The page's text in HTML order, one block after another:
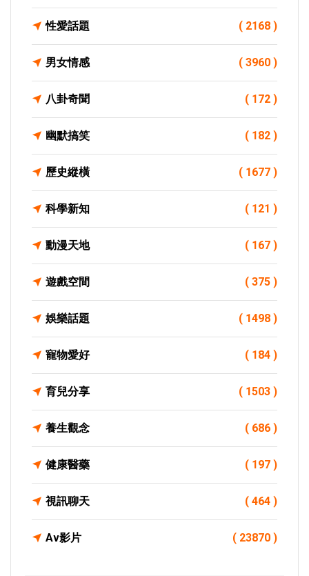
性愛話題 ( 2168 )
男女情感 ( 3960 )
八卦奇聞 ( 172 )
幽默搞笑 ( 182 )
歷史縱橫 ( 1677 )
科學新知 ( 121 )
動漫天地 ( 167 )
遊戲空間 ( 375 )
娛樂話題 ( 1498 )
寵物愛好 ( 184 )
育兒分享 ( 1503 )
養生觀念 ( 686 )
健康醫藥 ( 197 )
視訊聊天 ( 464 )
Av影片 ( 23870 )